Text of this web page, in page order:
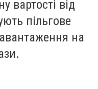
вартості від
пільгове
на